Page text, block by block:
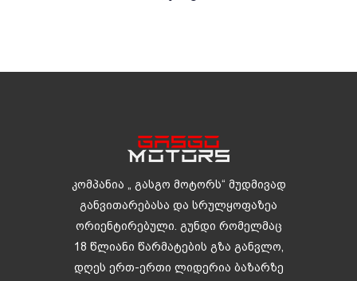
კომპანია „ გასგო მოტორს“ მუდმივად
განვითარებასა და სრულყოფაზეა
ორიენტირებული. გუნდი რომელმაც
18 წლიანი წარმატების გზა განვლო,
დღეს ერთ-ერთი ლიდერია ბაზარზე